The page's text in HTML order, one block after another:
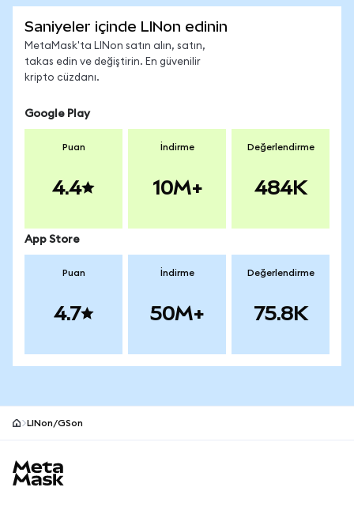
Saniyeler içinde LINon edinin
MetaMask'ta LINon satın alın, satın,
takas edin ve değiştirin. En güvenilir
kripto cüzdanı.
Google Play
Puan
4.4
İndirme
10M+
Değerlendirme
484K
App Store
Puan
4.7
İndirme
50M+
Değerlendirme
75.8K
LINon/GSon